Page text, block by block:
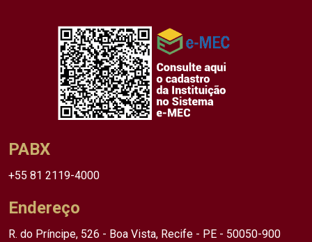
PABX
+55 81 2119-4000
Endereço
R. do Príncipe, 526 - Boa Vista, Recife - PE - 50050-900